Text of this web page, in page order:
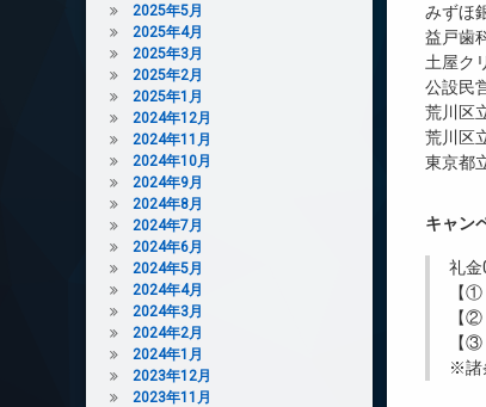
みずほ
益戸歯
土屋ク
公設民
荒川区
荒川区
東京都
キャン
礼金
【
【
【
※諸
2025年5月
2025年4月
2025年3月
2025年2月
2025年1月
2024年12月
2024年11月
2024年10月
2024年9月
2024年8月
2024年7月
2024年6月
2024年5月
2024年4月
2024年3月
2024年2月
2024年1月
2023年12月
2023年11月